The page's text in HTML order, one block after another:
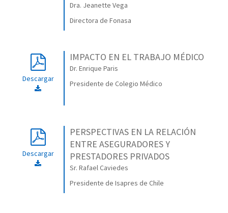
Dra. Jeanette Vega
Directora de Fonasa
Descargar
IMPACTO EN EL TRABAJO MÉDICO
Dr. Enrique Paris
Presidente de Colegio Médico
Descargar
PERSPECTIVAS EN LA RELACIÓN
ENTRE ASEGURADORES Y
PRESTADORES PRIVADOS
Sr. Rafael Caviedes
Presidente de Isapres de Chile